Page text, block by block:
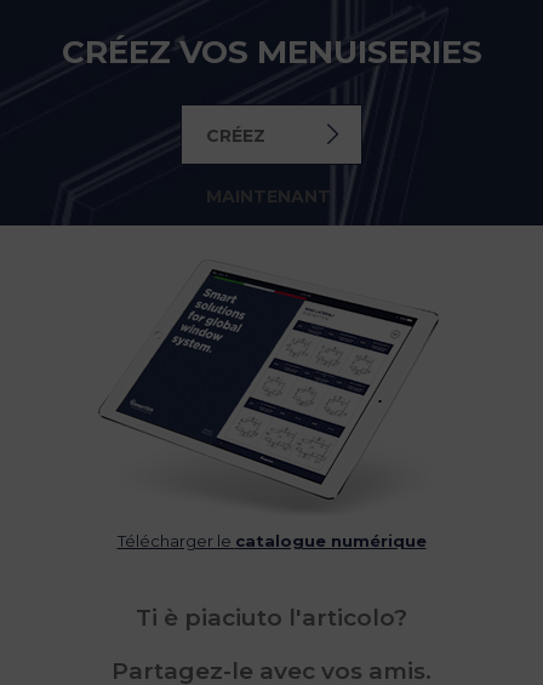
CRÉEZ VOS MENUISERIES
CRÉEZ
MAINTENANT
Télécharger le catalogue numérique
Ti è piaciuto l'articolo?
Partagez-le avec vos amis.